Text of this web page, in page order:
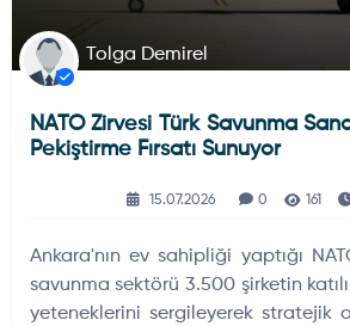
Tolga Demirel
NATO Zirvesi Türk Savunma
Pekiştirme Fırsatı Sunuyor
15.07.2026 0 161
Ankara'nın ev sahipliği yaptığı
savunma sektörü 3.500 şirketin
yeteneklerini sergileyerek stratejik
Silah ve Mühimmatlar
Füze ve Roketler